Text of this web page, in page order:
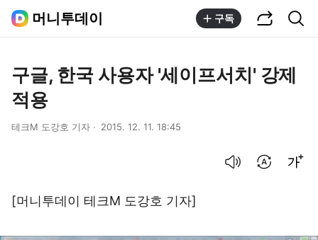
머니투데이 구독
구글, 한국 사용자 '세이프서치' 강제
적용
테크M 도강호 기자 2015. 12. 11. 18:45
[머니투데이 테크M 도강호 기자]